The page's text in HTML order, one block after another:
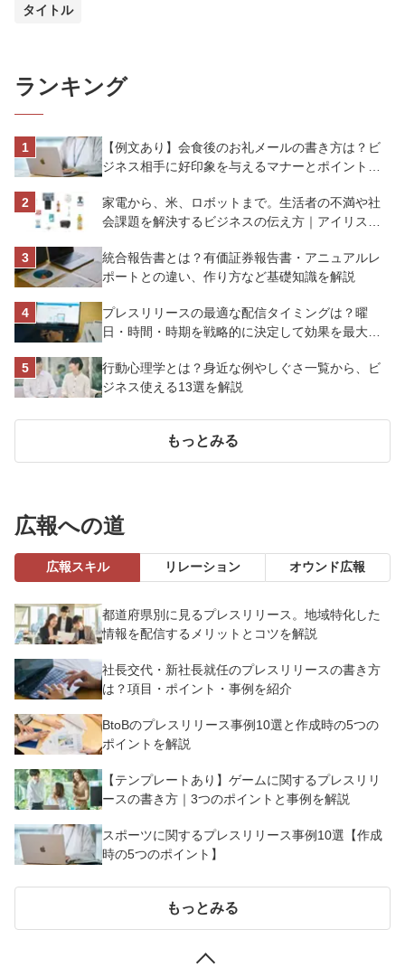
タイトル
ランキング
【例文あり】会食後のお礼メールの書き方は？ビ
ジネス相手に好印象を与えるマナーとポイントを
家電から、米、ロボットまで。生活者の不満や社
会課題を解決するビジネスの伝え方｜アイリスオ
統合報告書とは？有価証券報告書・アニュアルレ
ポートとの違い、作り方など基礎知識を解説
プレスリリースの最適な配信タイミングは？曜
日・時間・時期を戦略的に決定して効果を最大化
行動心理学とは？身近な例やしぐさ一覧から、ビ
ジネス使える13選を解説
もっとみる
広報への道
広報スキル リレーション オウンド広報
都道府県別に見るプレスリリース。地域特化した
情報を配信するメリットとコツを解説
社長交代・新社長就任のプレスリリースの書き方
は？項目・ポイント・事例を紹介
BtoBのプレスリリース事例10選と作成時の5つの
ポイントを解説
【テンプレートあり】ゲームに関するプレスリリ
ースの書き方｜3つのポイントと事例を解説
スポーツに関するプレスリリース事例10選【作成
時の5つのポイント】
もっとみる